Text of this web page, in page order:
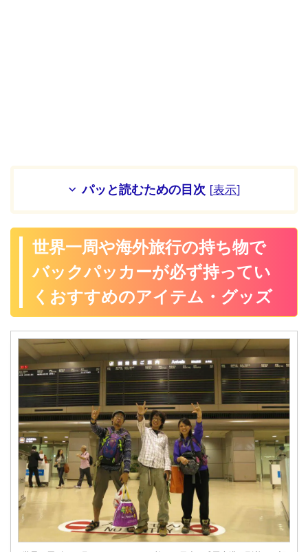
パッと読むための目次 [表示]
世界一周や海外旅行の持ち物で
バックパッカーが必ず持ってい
くおすすめのアイテム・グッズ